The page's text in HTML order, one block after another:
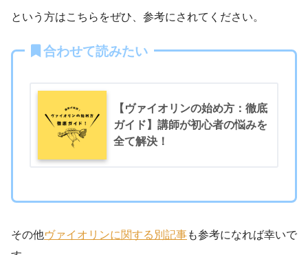
という方はこちらをぜひ、参考にされてください。
合わせて読みたい
【ヴァイオリンの始め方：徹底
ガイド】講師が初心者の悩みを
全て解決！
その他ヴァイオリンに関する別記事も参考になれば幸いで